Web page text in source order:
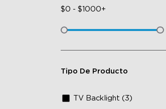
$0 - $1000+
Tipo De Producto
TV Backlight (3)